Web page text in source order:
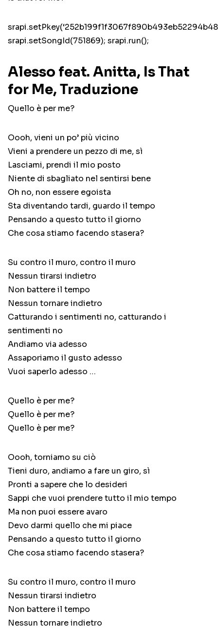
srapi.setSongId(751869); srapi.run();
Alesso feat. Anitta, Is That
for Me, Traduzione
Quello è per me?
Oooh, vieni un po’ più vicino
Vieni a prendere un pezzo di me, sì
Lasciami, prendi il mio posto
Niente di sbagliato nel sentirsi bene
Oh no, non essere egoista
Sta diventando tardi, guardo il tempo
Pensando a questo tutto il giorno
Che cosa stiamo facendo stasera?
Su contro il muro, contro il muro
Nessun tirarsi indietro
Non battere il tempo
Nessun tornare indietro
Catturando i sentimenti no, catturando i
sentimenti no
Andiamo via adesso
Assaporiamo il gusto adesso
Vuoi saperlo adesso …
Quello è per me?
Quello è per me?
Quello è per me?
Oooh, torniamo su ciò
Tieni duro, andiamo a fare un giro, sì
Pronti a sapere che lo desideri
Sappi che vuoi prendere tutto il mio tempo
Ma non puoi essere avaro
Devo darmi quello che mi piace
Pensando a questo tutto il giorno
Che cosa stiamo facendo stasera?
Su contro il muro, contro il muro
Nessun tirarsi indietro
Non battere il tempo
Nessun tornare indietro